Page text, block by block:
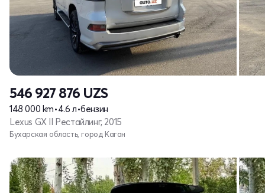
546 927 876 UZS
148 000 km•4.6 л•бензин
Lexus GX II Рестайлинг, 2015
Бухарская область, город Каган